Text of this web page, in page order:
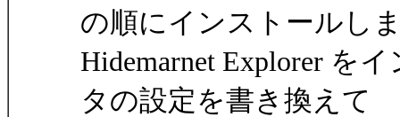
の順にインストールし
Hidemarnet Explorer を
タの設定を書き換えて